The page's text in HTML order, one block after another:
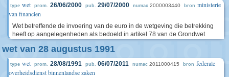
type wet prom. 26/06/2000 pub. 29/07/2000 numac 2000003440 bron ministerie
van financien
Wet betreffende de invoering van de euro in de wetgeving die betrekking
heeft op aangelegenheden als bedoeld in artikel 78 van de Grondwet
wet van 28 augustus 1991
type wet prom. 28/08/1991 pub. 06/07/2011 numac 2011000415 bron federale
overheidsdienst binnenlandse zaken